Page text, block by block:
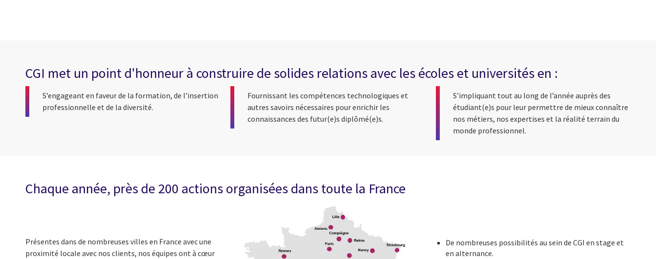
CGI met un point d'honneur à construire de solides relations avec les écoles et universités en :
S’engageant en faveur de la formation, de l’insertion
professionnelle et de la diversité.
Fournissant les compétences technologiques et
autres savoirs nécessaires pour enrichir les
connaissances des futur(e)s diplômé(e)s.
S’impliquant tout au long de l’année auprès des
étudiant(e)s pour leur permettre de mieux connaître
nos métiers, nos expertises et la réalité terrain du
monde professionnel.
Chaque année, près de 200 actions organisées dans toute la France
Présentes dans de nombreuses villes en France avec une
proximité locale avec nos clients, nos équipes ont à cœur
De nombreuses possibilités au sein de CGI en stage et
en alternance.